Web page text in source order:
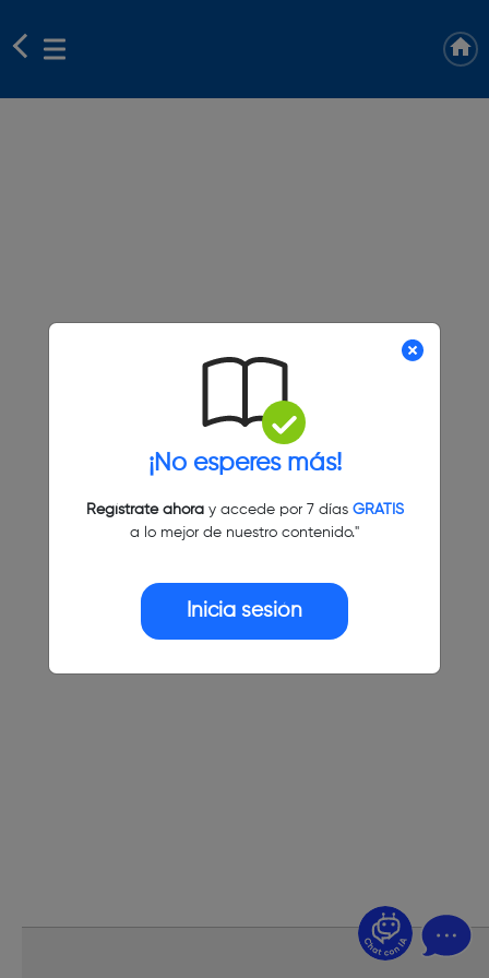
¡No esperes más!
Regístrate ahoray accede por 7 días GRATIS
a lo mejor de nuestro contenido."
Inicia sesión